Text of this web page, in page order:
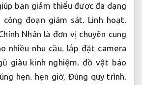
bạn giảm thiểu được đa dạng
đoạn giám sát. Linh hoạt.
Nhân là đơn vị chuyên cung
nhiều nhu cầu.
lắp đặt camera
giàu kinh nghiệm.
đồ vật báo
hẹn. hẹn giờ, Đúng quy trình.